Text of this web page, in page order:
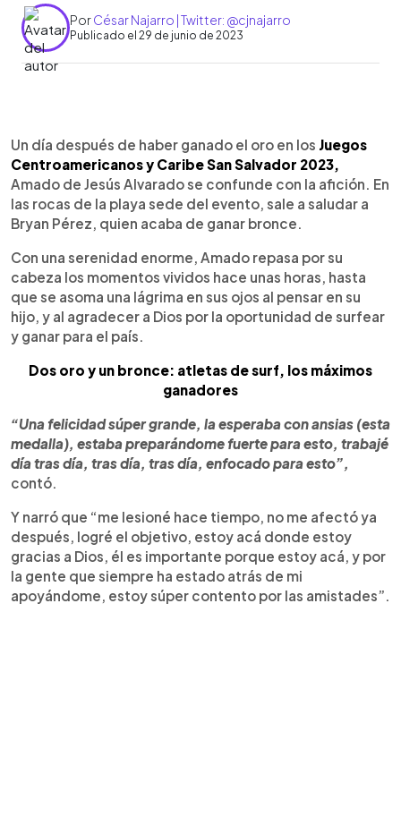
PorCésar Najarro | Twitter: @cjnajarro
Publicado el 29 de junio de 2023
► Escuchar artículo
Un día después de haber ganado el oro en los Juegos
Centroamericanos y Caribe San Salvador 2023,
Amado de Jesús Alvarado se confunde con la afición. En
las rocas de la playa sede del evento, sale a saludar a
Bryan Pérez, quien acaba de ganar bronce.
Con una serenidad enorme, Amado repasa por su
cabeza los momentos vividos hace unas horas, hasta
que se asoma una lágrima en sus ojos al pensar en su
hijo, y al agradecer a Dios por la oportunidad de surfear
y ganar para el país.
Dos oro y un bronce: atletas de surf, los máximos
ganadores
“Una felicidad súper grande, la esperaba con ansias (esta
medalla), estaba preparándome fuerte para esto, trabajé
día tras día, tras día, tras día, enfocado para esto”,
contó.
Y narró que “me lesioné hace tiempo, no me afectó ya
después, logré el objetivo, estoy acá donde estoy
gracias a Dios, él es importante porque estoy acá, y por
la gente que siempre ha estado atrás de mi
apoyándome, estoy súper contento por las amistades”.